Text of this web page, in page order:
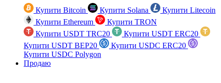
Купити Bitcoin Купити Solana
Купити Litecoin
Купити Ethereum
Купити TRON
Купити USDT TRC20
Купити USDT ERC20
Купити USDT BEP20
Купити USDC ERC20
Купити USDC Polygon
Продаю